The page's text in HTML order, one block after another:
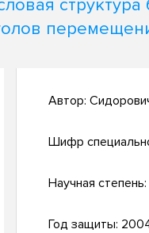
структура
Автор:
Шифр
Научная степень:
Год защиты: